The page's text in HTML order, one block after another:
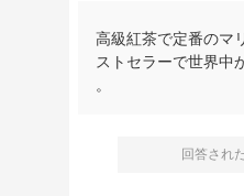
高級紅茶で定番のマ
ストセラーで世界中
。
回答され